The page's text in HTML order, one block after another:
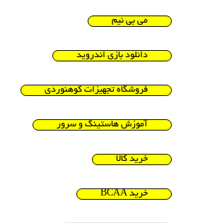
می بی نیم
دانلود بازی اندروید
فروشگاه تجهیزات کوهنوردی
آموزش هاستینگ و سرور
خرید کالا
خرید BCAA